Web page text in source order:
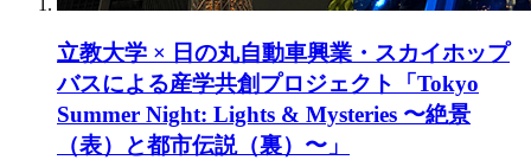
立教大学 × 日の丸自動車興業・スカイホップ
バスによる産学共創プロジェクト「Tokyo
Summer Night: Lights & Mysteries 〜絶景
（表）と都市伝説（裏）〜」